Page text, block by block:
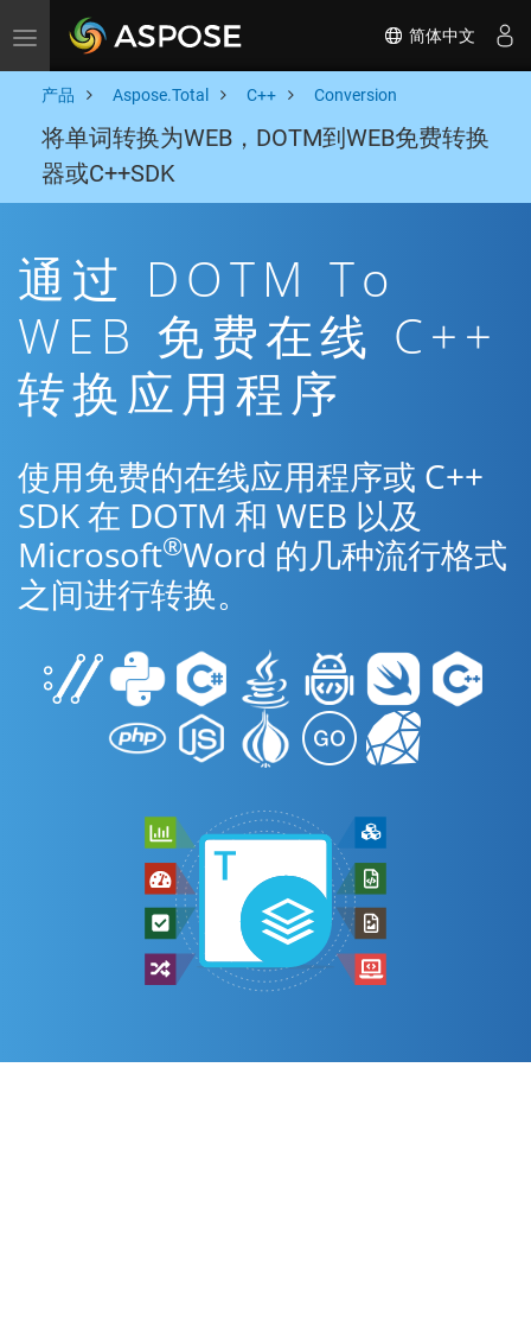
Toggle navigation 简体中文
产品 Aspose.Total C++ Conversion
将单词转换为WEB，DOTM到WEB免费转换
器或C++SDK
通过 DOTM To
WEB 免费在线 C++
转换应用程序
使用免费的在线应用程序或 C++
SDK 在 DOTM 和 WEB 以及
Microsoft®Word 的几种流行格式
之间进行转换。